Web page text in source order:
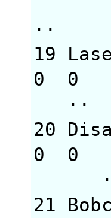
19
0
20
0
21